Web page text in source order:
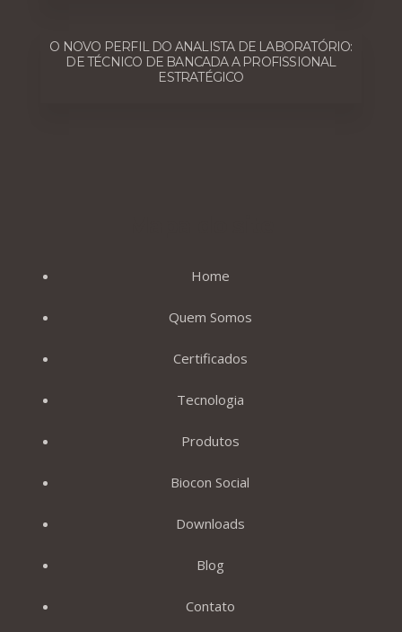
O NOVO PERFIL DO ANALISTA DE LABORATÓRIO:
DE TÉCNICO DE BANCADA A PROFISSIONAL
ESTRATÉGICO
Home
Quem Somos
Certificados
Tecnologia
Produtos
Biocon Social
Downloads
Blog
Contato